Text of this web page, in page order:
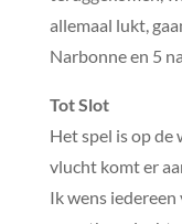
allemaal lukt,
Narbonne en 5
Tot Slot
Het spel is op de
vlucht komt er
Ik wens iedereen